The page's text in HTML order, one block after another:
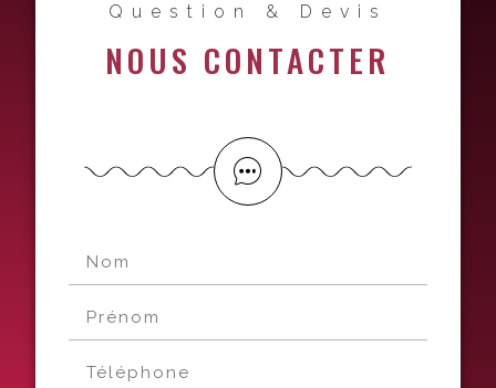
Question & Devis
NOUS CONTACTER